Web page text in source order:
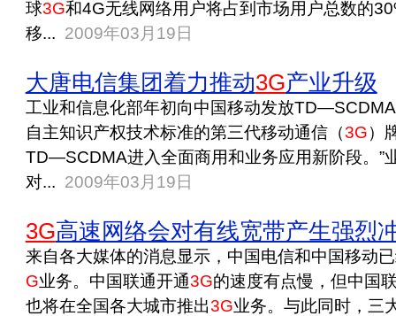
球3G和4G无线网络用户将占到市场用户总数的
移... 2009年03月19日
大唐电信集团着力推动3G产业升级
工业和信息化部年初向中国移动发放
自主知识产权技术标准的第三代移动通信（3G）
TD—SCDMA进入全面商用和业务应用新阶段。”
对... 2009年03月19日
3G高速网络会对有线宽带产生强烈
来自各大媒体的消息显示，中国电信和中国移动
G业务。中国联通开通3G的速度有点慢，但中国
也将在全国各大城市推出3G业务。与此同时，三